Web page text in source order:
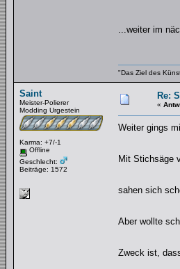
...weiter im
"Das Ziel des
Saint
Meister-Polierer
Modding Urgestein
Karma: +7/-1
Offline
Geschlecht:
Beiträge: 1572
Re:
«
Weiter gings
Mit Stichsäge
sahen sich
Aber wollte
Zweck ist,